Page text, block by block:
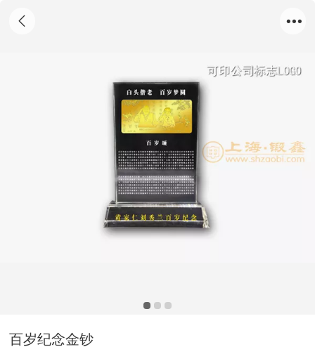
百岁纪念金钞